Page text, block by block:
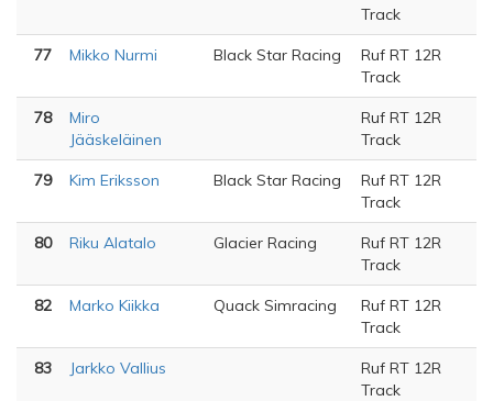
Track
77 Mikko Nurmi Black Star Racing
Ruf RT 12R
Track
78
Miro
Jääskeläinen
Ruf RT 12R
Track
79 Kim Eriksson Black Star Racing
Ruf RT 12R
Track
80 Riku Alatalo Glacier Racing
Ruf RT 12R
Track
82 Marko Kiikka Quack Simracing
Ruf RT 12R
Track
83 Jarkko Vallius
Ruf RT 12R
Track